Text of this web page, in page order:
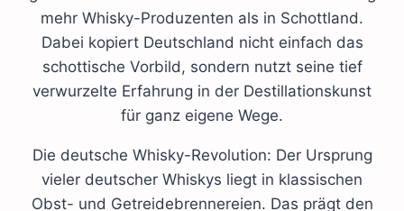
mehr Whisky-Produzenten als in Schottland.
Dabei kopiert Deutschland nicht einfach das
schottische Vorbild, sondern nutzt seine tief
verwurzelte Erfahrung in der Destillationskunst
für ganz eigene Wege.
Die deutsche Whisky-Revolution: Der Ursprung
vieler deutscher Whiskys liegt in klassischen
Obst- und Getreidebrennereien. Das prägt den